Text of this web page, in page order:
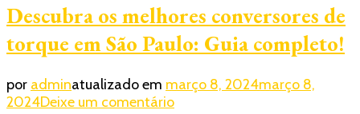
Descubra os melhores conversores de
torque em São Paulo: Guia completo!
por adminatualizado em março 8, 2024março 8,
2024Deixe um comentárioem